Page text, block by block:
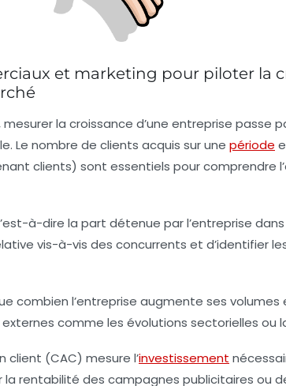
et marketing pour piloter la
la croissance d’une entreprise passe
Le nombre de clients acquis sur une période
clients) sont essentiels pour comprendre
à-dire la part détenue par l’entreprise
vis-à-vis des concurrents et d’identifier
combien l’entreprise augmente ses
comme les évolutions sectorielles ou
client (CAC) mesure l’investissement
la rentabilité des campagnes publicitaires ou